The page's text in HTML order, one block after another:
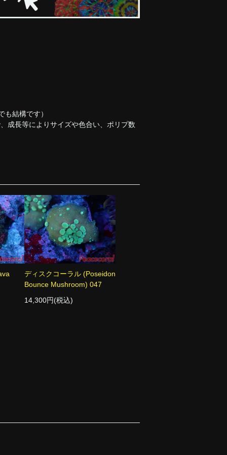
結構です）
成長等によりサイズや色合い、ポリプ数
ディスクコーラル (Poseidon
Bounce Mushroom) 047
14,300円(税込)